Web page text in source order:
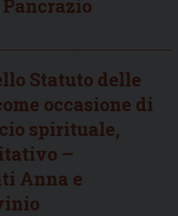
Statuto delle
occasione di
spirituale,
–
Anna e